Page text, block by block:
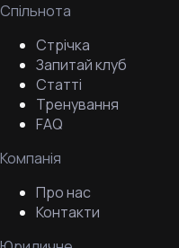
Спільнота
Стрічка
Запитай клуб
Статті
Тренування
FAQ
Компанія
Про нас
Контакти